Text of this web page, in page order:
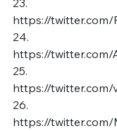
23.
https://twitter.com/
24.
https://twitter.com/
25.
https://twitter.com/
26.
https://twitter.com/